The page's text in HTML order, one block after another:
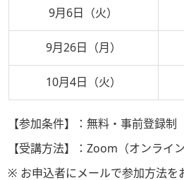
9月6日（火）
9月26日（月）
10月4日（火）
【参加条件】：無料・事前登録制
【受講方法】：Zoom（オンライン
※ お申込者にメールで参加方法を